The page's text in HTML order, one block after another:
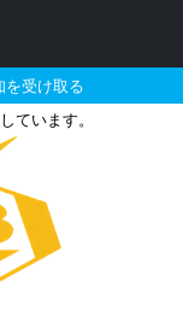
を受け取る
ています。
ンダム